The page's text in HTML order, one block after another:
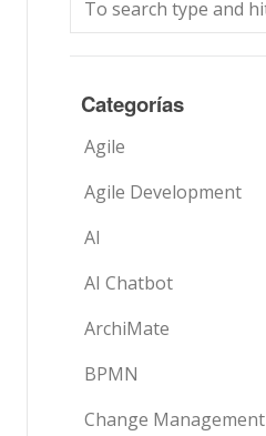
Categorías
Agile
Agile Development
AI
AI Chatbot
ArchiMate
BPMN
Change Management